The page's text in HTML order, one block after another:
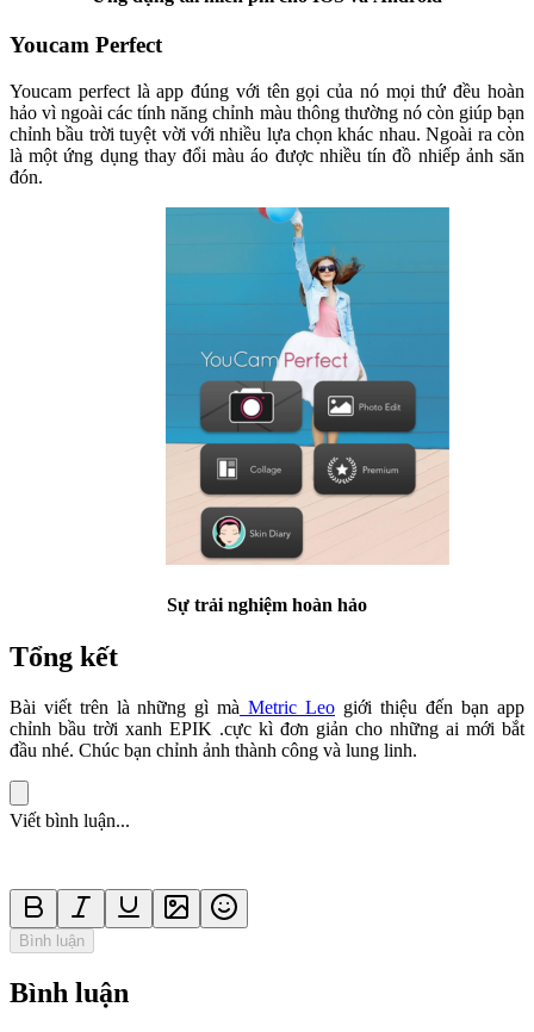
Youcam Perfect
Youcam perfect là app đúng với tên gọi của nó mọi thứ đều hoàn
hảo vì ngoài các tính năng chỉnh màu thông thường nó còn giúp bạn
chỉnh bầu trời tuyệt vời với nhiều lựa chọn khác nhau. Ngoài ra còn
là một ứng dụng thay đổi màu áo được nhiều tín đồ nhiếp ảnh săn
đón.
Sự trải nghiệm hoàn hảo
Tổng kết
Bài viết trên là những gì mà Metric Leo giới thiệu đến bạn app
chỉnh bầu trời xanh EPIK .cực kì đơn giản cho những ai mới bắt
đầu nhé. Chúc bạn chỉnh ảnh thành công và lung linh.
Viết bình luận...
Bình luận
Bình luận